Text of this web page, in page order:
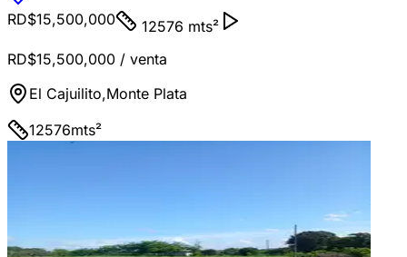
RD$15,500,000
12576 mts²
RD$15,500,000 / venta
El Cajuilito,Monte Plata
12576mts²